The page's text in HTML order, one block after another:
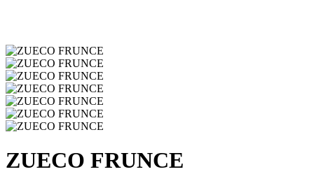
ZUECO FRUNCE